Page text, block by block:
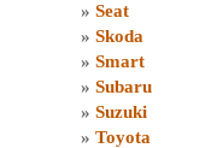
» Seat
» Skoda
» Smart
» Subaru
» Suzuki
» Toyota